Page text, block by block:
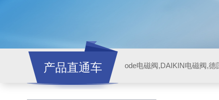
产品直通车 ode电磁阀,DAIKIN电磁阀,